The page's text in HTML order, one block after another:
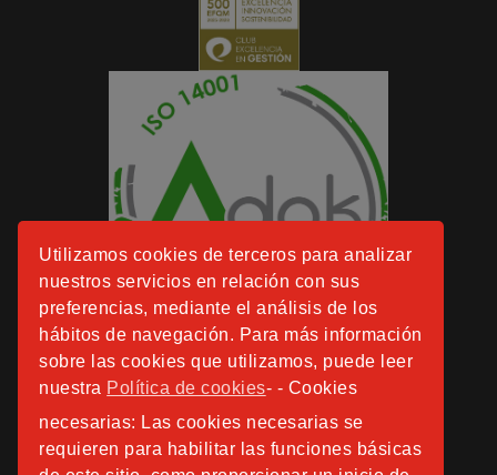
Utilizamos cookies de terceros para analizar
nuestros servicios en relación con sus
preferencias, mediante el análisis de los
hábitos de navegación. Para más información
sobre las cookies que utilizamos, puede leer
nuestra Política de cookies- - Cookies
necesarias: Las cookies necesarias se
requieren para habilitar las funciones básicas